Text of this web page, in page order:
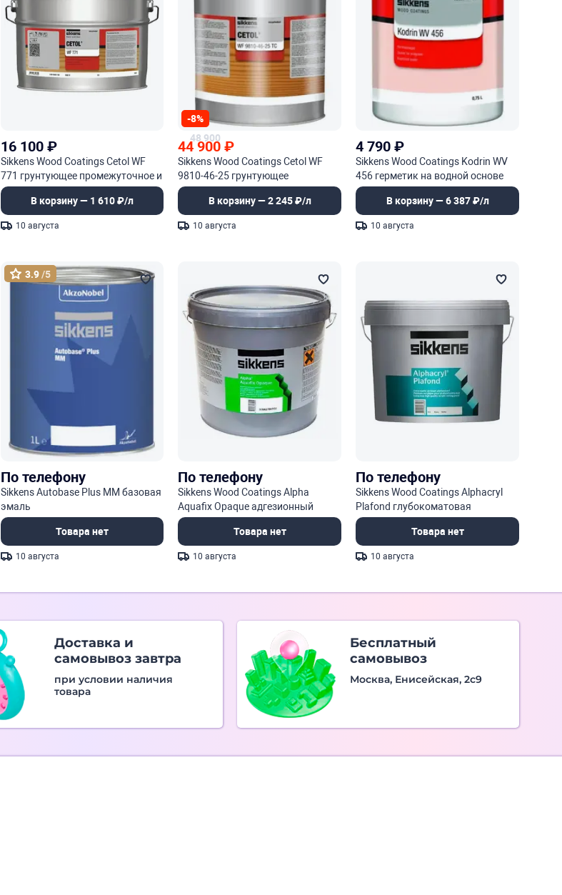
16 100 ₽
Sikkens Wood Coatings Cetol WF
771 грунтующее промежуточное и
финишное покрытие
В корзину — 1 610 ₽/л
10 августа
-8%
48 900
44 900₽
Sikkens Wood Coatings Cetol WF
9810-46-25 грунтующее
промежуточное и финишное
покрытиеВ корзину — 2 245 ₽/л
10 августа
4 790₽
Sikkens Wood Coatings Kodrin WV
456 герметик на водной основе
В корзину — 6 387 ₽/л
10 августа
3.9/5
По телефону
Sikkens Autobase Plus MM базовая
эмаль
Товара нет
10 августа
По телефону
Sikkens Wood Coatings Alpha
Aquafix Opaque адгезионный
грунт на водной основе
Товара нет
10 августа
По телефону
Sikkens Wood Coatings Alphacryl
Plafond глубокоматовая
акриловая краска для стен и
Товара нет
10 августа
Доставка и
самовывоз завтра
при условии наличия
товара
Бесплатный
самовывоз
Москва, Енисейская, 2с9